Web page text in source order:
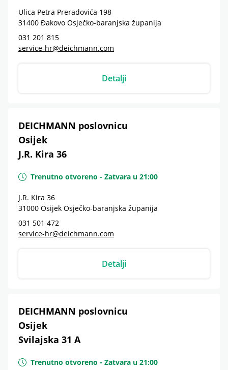
Ulica Petra Preradovića 198
31400 Đakovo Osječko-baranjska županija
031 201 815
service-hr@deichmann.com
Detalji
DEICHMANN poslovnicu
Osijek
J.R. Kira 36
Trenutno otvoreno - Zatvara u 21:00
J.R. Kira 36
31000 Osijek Osječko-baranjska županija
031 501 472
service-hr@deichmann.com
Detalji
DEICHMANN poslovnicu
Osijek
Svilajska 31 A
Trenutno otvoreno - Zatvara u 21:00